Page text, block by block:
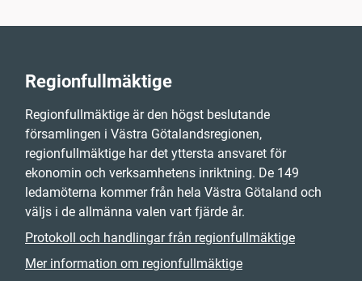
Regionfullmäktige
Regionfullmäktige är den högst beslutande
församlingen i Västra Götalandsregionen,
regionfullmäktige har det yttersta ansvaret för
ekonomin och verksamhetens inriktning. De 149
ledamöterna kommer från hela Västra Götaland och
väljs i de allmänna valen vart fjärde år.
Protokoll och handlingar från regionfullmäktige
Mer information om regionfullmäktige